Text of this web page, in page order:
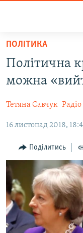
Перейти
основного
матеріалу
до
навігації
Перейти
пошуку
ПОЛІТИКА
БЛОГИ
ПОГЛЯД
ВСЕ ЗА ДЕНЬ
СПЕЦПРОЕКТИ
ДЕПОРТАЦІЯ
ЯК ОБІЙТИ
ПОЛІТИКА
Політична
можна
Тетяна Савчук
16 листопад 2018,
Поділитись